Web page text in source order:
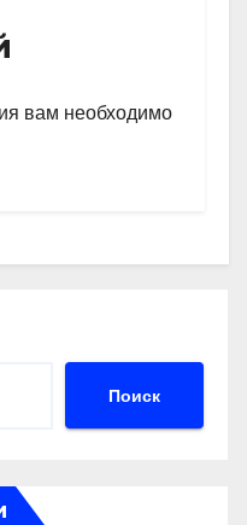
и
вам необходимо
Поиск